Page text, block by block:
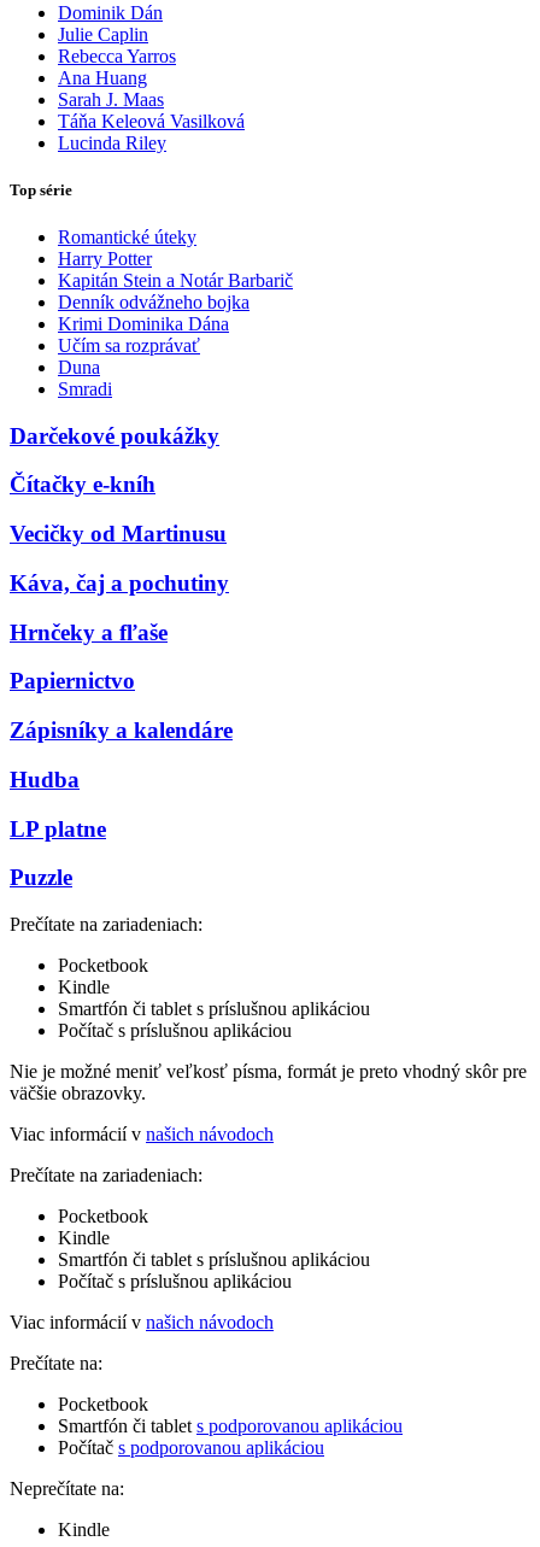
Dominik Dán
Julie Caplin
Rebecca Yarros
Ana Huang
Sarah J. Maas
Táňa Keleová Vasilková
Lucinda Riley
Top série
Romantické úteky
Harry Potter
Kapitán Stein a Notár Barbarič
Denník odvážneho bojka
Krimi Dominika Dána
Učím sa rozprávať
Duna
Smradi
Darčekové poukážky
Čítačky e-kníh
Vecičky od Martinusu
Káva, čaj a pochutiny
Hrnčeky a fľaše
Papiernictvo
Zápisníky a kalendáre
Hudba
LP platne
Puzzle
Prečítate na zariadeniach:
Pocketbook
Kindle
Smartfón či tablet s príslušnou aplikáciou
Počítač s príslušnou aplikáciou
Nie je možné meniť veľkosť písma, formát je preto vhodný skôr pre
väčšie obrazovky.
Viac informácií v našich návodoch
Prečítate na zariadeniach:
Pocketbook
Kindle
Smartfón či tablet s príslušnou aplikáciou
Počítač s príslušnou aplikáciou
Viac informácií v našich návodoch
Prečítate na:
Pocketbook
Smartfón či tablet s podporovanou aplikáciou
Počítač s podporovanou aplikáciou
Neprečítate na:
Kindle